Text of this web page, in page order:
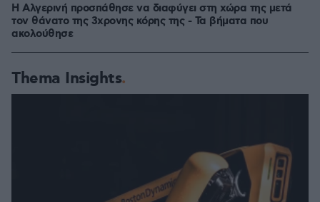
Η Αλγερινή προσπάθησε να διαφύγει στη χώρα της μετά
τον θάνατο της 3χρονης κόρης της - Τα βήματα που
ακολούθησε
Thema Insights